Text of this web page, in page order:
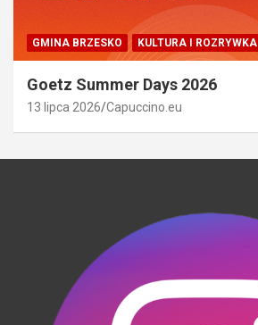
GMINA BRZESKO KULTURA I ROZRYWKA
Goetz Summer Days 2026
13 lipca 2026 Capuccino.eu